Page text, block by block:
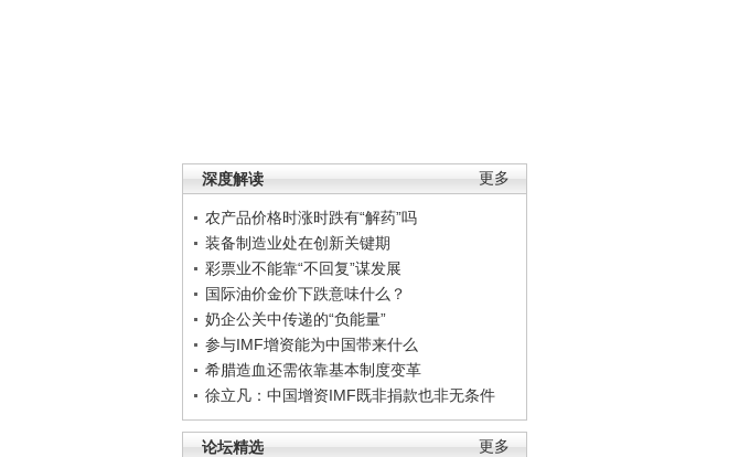
更多
深度解读
农产品价格时涨时跌有“解药”吗
装备制造业处在创新关键期
彩票业不能靠“不回复”谋发展
国际油价金价下跌意味什么？
奶企公关中传递的“负能量”
参与IMF增资能为中国带来什么
希腊造血还需依靠基本制度变革
徐立凡：中国增资IMF既非捐款也非无条件
更多
论坛精选